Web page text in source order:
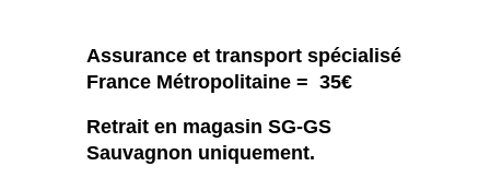
Assurance et transport spécialisé
France Métropolitaine = 35€
Retrait en magasin SG-GS
Sauvagnon uniquement.